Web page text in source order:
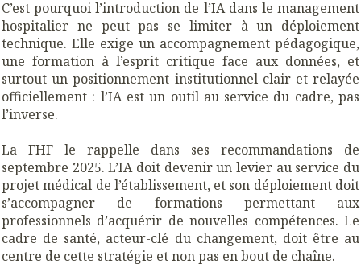
C’est pourquoi l’introduction de l’IA dans le management
hospitalier ne peut pas se limiter à un déploiement
technique. Elle exige un accompagnement pédagogique,
une formation à l’esprit critique face aux données, et
surtout un positionnement institutionnel clair et relayée
officiellement : l’IA est un outil au service du cadre, pas
l’inverse.
La FHF le rappelle dans ses recommandations de
septembre 2025. L’IA doit devenir un levier au service du
projet médical de l’établissement, et son déploiement doit
s’accompagner de formations permettant aux
professionnels d’acquérir de nouvelles compétences. Le
cadre de santé, acteur-clé du changement, doit être au
centre de cette stratégie et non pas en bout de chaîne.